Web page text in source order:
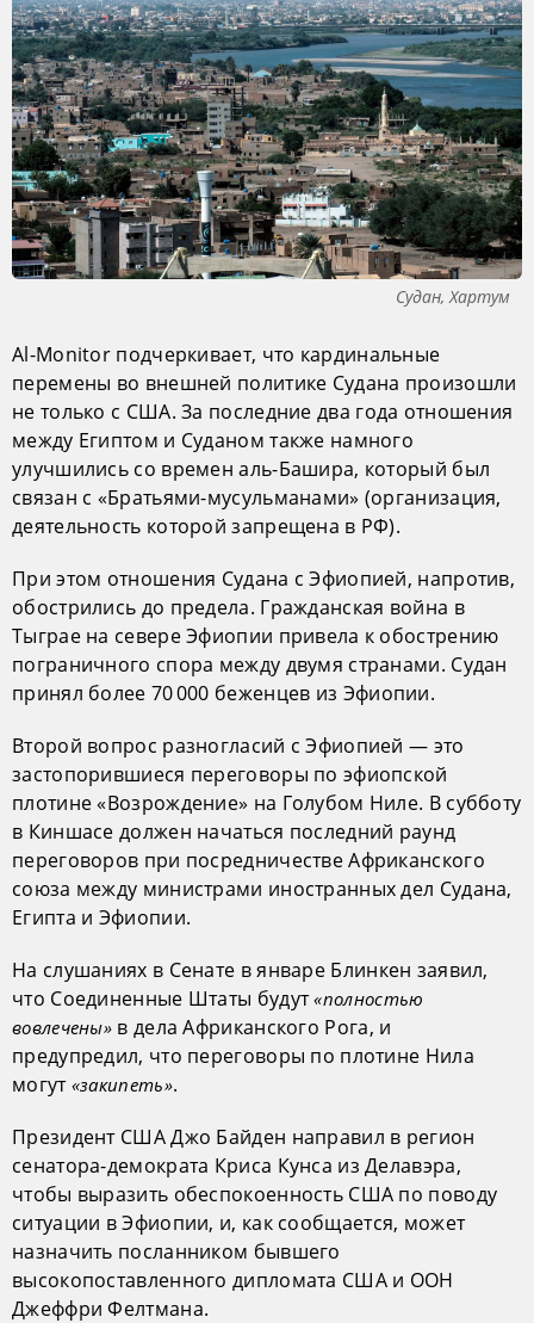
Судан, Хартум
Al-Monitor подчеркивает, что кардинальные
перемены во внешней политике Судана произошли
не только с США. За последние два года отношения
между Египтом и Суданом также намного
улучшились со времен аль-Башира, который был
связан с «Братьями-мусульманами» (организация,
деятельность которой запрещена в РФ).
При этом отношения Судана с Эфиопией, напротив,
обострились до предела. Гражданская война в
Тыграе на севере Эфиопии привела к обострению
пограничного спора между двумя странами. Судан
принял более 70 000 беженцев из Эфиопии.
Второй вопрос разногласий с Эфиопией — это
застопорившиеся переговоры по эфиопской
плотине «Возрождение» на Голубом Ниле. В субботу
в Киншасе должен начаться последний раунд
переговоров при посредничестве Африканского
союза между министрами иностранных дел Судана,
Египта и Эфиопии.
На слушаниях в Сенате в январе Блинкен заявил,
что Соединенные Штаты будут«полностью
вовлечены» в дела Африканского Рога, и
предупредил, что переговоры по плотине Нила
могут «закипеть».
Президент США Джо Байден направил в регион
сенатора-демократа Криса Кунса из Делавэра,
чтобы выразить обеспокоенность США по поводу
ситуации в Эфиопии, и, как сообщается, может
назначить посланником бывшего
высокопоставленного дипломата США и ООН
Джеффри Фелтмана.